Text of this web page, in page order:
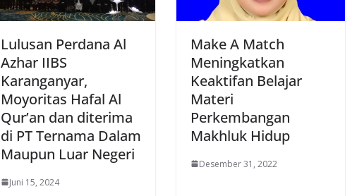
Lulusan Perdana Al
Azhar IIBS
Karanganyar,
Moyoritas Hafal Al
Qur’an dan diterima
di PT Ternama Dalam
Maupun Luar Negeri
Juni 15, 2024
Make A Match
Meningkatkan
Keaktifan Belajar
Materi
Perkembangan
Makhluk Hidup
Desember 31, 2022